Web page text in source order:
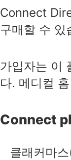
Connect
구매할 수 있
가입자는 이
다. 메디컬
Connect
클래커마